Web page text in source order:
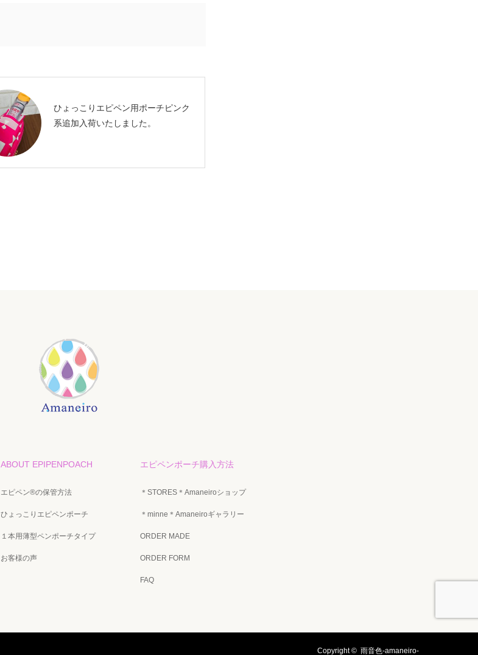
ひょっこりエピペン用ポーチピンク
系追加入荷いたしました。
ABOUT EPIPENPOACH
エピペン®の保管方法
ひょっこりエピペンポーチ
１本用薄型ペンポーチタイプ
お客様の声
エピペンポーチ購入方法
＊STORES＊Amaneiroショップ
＊minne＊Amaneiroギャラリー
ORDER MADE
ORDER FORM
FAQ
Copyright © 雨音色-amaneiro-